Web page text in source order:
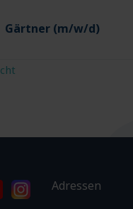
Gärtner (m/w/d)
Adressen